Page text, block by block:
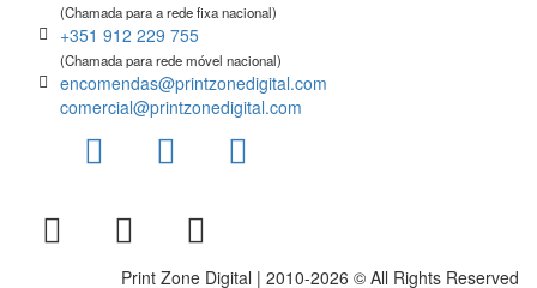
(Chamada para a rede fixa nacional)
+351 912 229 755
(Chamada para rede móvel nacional)
encomendas@printzonedigital.com
comercial@printzonedigital.com
Print Zone Digital | 2010-2026 © All Rights Reserved